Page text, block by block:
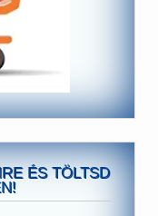
ÉS TÖLTSD